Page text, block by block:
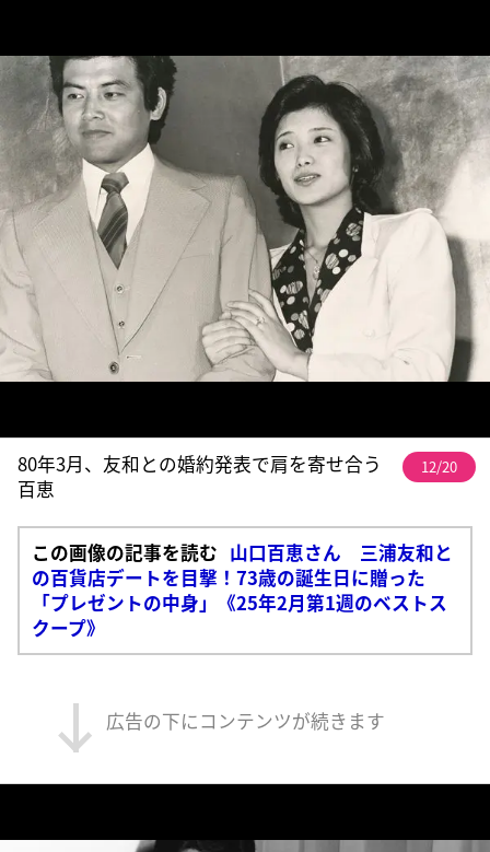
80年3月、友和との婚約発表で肩を寄せ合う
百恵
12/20
この画像の記事を読む 山口百恵さん 三浦友和と
の百貨店デートを目撃！73歳の誕生日に贈った
「プレゼントの中身」《25年2月第1週のベストス
クープ》
広告の下にコンテンツが続きます